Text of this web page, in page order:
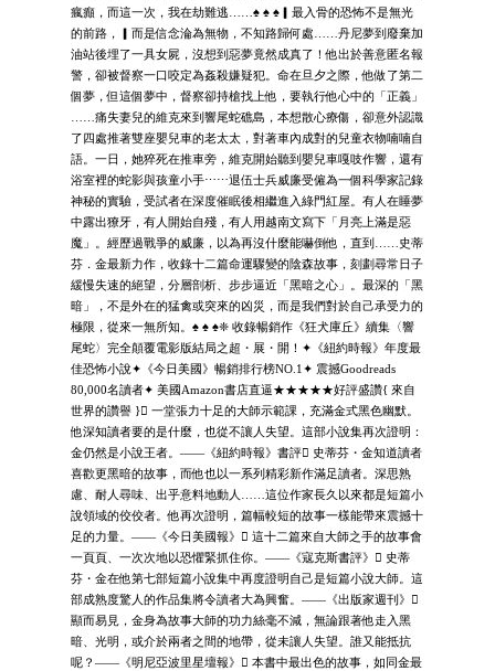
瘋癲，而這一次，我在劫難逃……♠ ♠ ♠▎最入骨的恐怖不是無光
的前路，▎而是信念淪為無物，不知路歸何處……丹尼夢到廢棄加
油站後埋了一具女屍，沒想到惡夢竟然成真了！他出於善意匿名報
警，卻被督察一口咬定為姦殺嫌疑犯。命在旦夕之際，他做了第二
個夢，但這個夢中，督察卻持槍找上他，要執行他心中的「正義」
……痛失妻兒的維克來到響尾蛇礁島，本想散心療傷，卻意外認識
了四處推著雙座嬰兒車的老太太，對著車內成對的兒童衣物喃喃自
語。一日，她猝死在推車旁，維克開始聽到嬰兒車嘎吱作響，還有
浴室裡的蛇影與孩童小手⋯⋯退伍士兵威廉受僱為一個科學家記錄
神秘的實驗，受試者在深度催眠後相繼進入綠門紅屋。有人在睡夢
中露出獠牙，有人開始自殘，有人用越南文寫下「月亮上滿是惡
魔」。經歷過戰爭的威廉，以為再沒什麼能嚇倒他，直到……史蒂
芬．金最新力作，收錄十二篇命運驟變的陰森故事，刻劃尋常日子
緩慢失速的絕望，分層剖析、步步逼近「黑暗之心」。最深的「黑
暗」，不是外在的猛禽或突來的凶災，而是我們對於自己承受力的
極限，從來一無所知。♠ ♠ ♠❈ 收錄暢銷作《狂犬庫丘》續集〈響
尾蛇〉完全顛覆電影版結局之超・展・開！✦《紐約時報》年度最
佳恐怖小說✦《今日美國》暢銷排行榜NO.1✦ 震撼Goodreads
80,000名讀者✦ 美國Amazon書店直逼★★★★★好評盛讚{ 來自
世界的讚譽 } 一堂張力十足的大師示範課，充滿金式黑色幽默。
他深知讀者要的是什麼，也從不讓人失望。這部小說集再次證明：
金仍然是小說王者。——《紐約時報》書評 史蒂芬・金知道讀者
喜歡更黑暗的故事，而他也以一系列精彩新作滿足讀者。深思熟
慮、耐人尋味、出乎意料地動人……這位作家長久以來都是短篇小
說領域的佼佼者。他再次證明，篇幅較短的故事一樣能帶來震撼十
足的力量。——《今日美國報》 這十二篇來自大師之手的故事會
一頁頁、一次次地以恐懼緊抓住你。——《寇克斯書評》 史蒂
芬・金在他第七部短篇小說集中再度證明自己是短篇小說大師。這
部成熟度驚人的作品集將令讀者大為興奮。——《出版家週刊》
顯而易見，金身為故事大師的功力絲毫不減，無論跟著他走入黑
暗、光明，或介於兩者之間的地帶，從未讓人失望。誰又能抵抗
呢？——《明尼亞波里星壇報》 本書中最出色的故事，如同金最